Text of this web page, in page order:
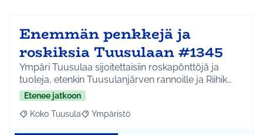
Enemmän penkkejä ja
roskiksia Tuusulaan #1345
Ympäri Tuusulaa sijoitettaisiin roskapönttöjä ja
tuoleja, etenkin Tuusulanjärven rannoille ja Riihik…
Etenee jatkoon
Rajaa tulokset aihepiirin mukaan: Koko Tuusula
Koko Tuusula Rajaa tulokset teeman mukaan: Ympäristö
Ympäristö